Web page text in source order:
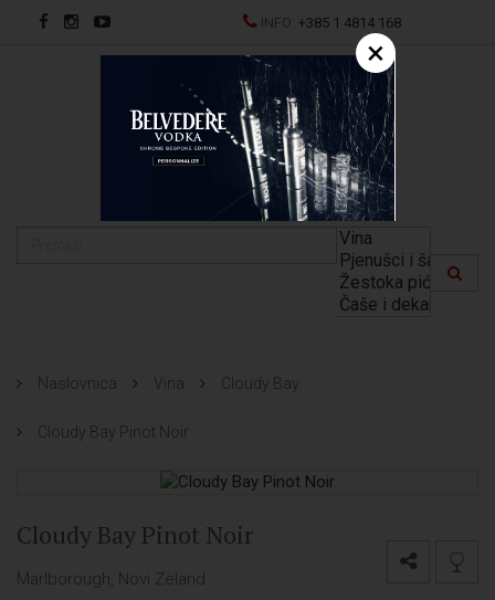
INFO:+385 1 4814 168
EN
Naslovnica Vina Cloudy Bay
Cloudy Bay Pinot Noir
Cloudy Bay Pinot Noir
Marlborough, Novi Zeland
×